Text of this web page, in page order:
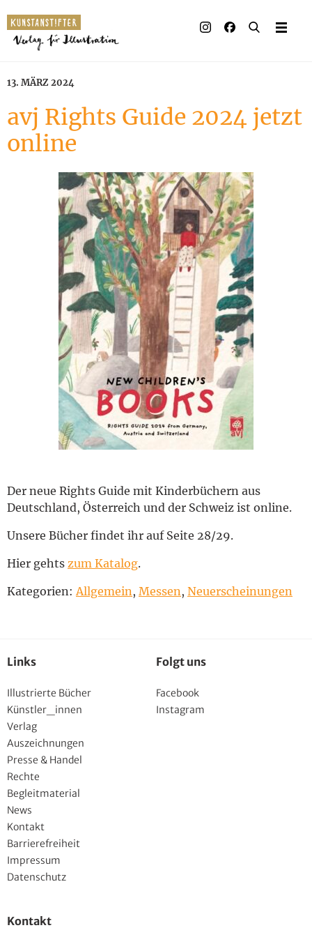
13. MÄRZ 2024
avj Rights Guide 2024 jetzt
online
Der neue Rights Guide mit Kinderbüchern aus
Deutschland, Österreich und der Schweiz ist online.
Unsere Bücher findet ihr auf Seite 28/29.
Hier gehts zum Katalog.
Kategorien: Allgemein , Messen , Neuerscheinungen
Links
Illustrierte Bücher
Künstler_innen
Verlag
Auszeichnungen
Presse & Handel
Rechte
Begleitmaterial
News
Kontakt
Barrierefreiheit
Impressum
Datenschutz
Folgt uns
Facebook
Instagram
Kontakt
Verlag
Presse & Handel
Rechte
Begleitmaterial
Kontakt
English